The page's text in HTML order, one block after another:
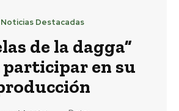
Noticias Destacadas
de la dagga”
participar en su